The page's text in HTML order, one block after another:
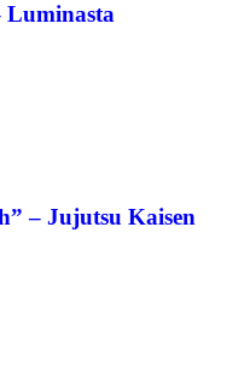
Luminasta
– Jujutsu Kaisen